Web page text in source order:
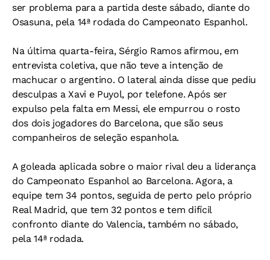
ser problema para a partida deste sábado, diante do
Osasuna, pela 14ª rodada do Campeonato Espanhol.
Na última quarta-feira, Sérgio Ramos afirmou, em
entrevista coletiva, que não teve a intenção de
machucar o argentino. O lateral ainda disse que pediu
desculpas a Xavi e Puyol, por telefone. Após ser
expulso pela falta em Messi, ele empurrou o rosto
dos dois jogadores do Barcelona, que são seus
companheiros de seleção espanhola.
A goleada aplicada sobre o maior rival deu a liderança
do Campeonato Espanhol ao Barcelona. Agora, a
equipe tem 34 pontos, seguida de perto pelo próprio
Real Madrid, que tem 32 pontos e tem difícil
confronto diante do Valencia, também no sábado,
pela 14ª rodada.